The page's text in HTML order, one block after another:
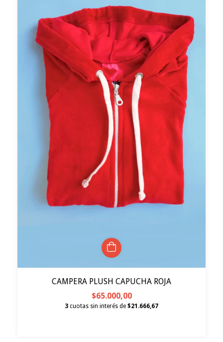
CAMPERA PLUSH CAPUCHA ROJA
$65.000,00
3 cuotas sin interés de $21.666,67